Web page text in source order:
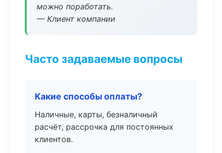
можно поработать.
— Клиент компании
Часто задаваемые вопросы
Какие способы оплаты?
Наличные, карты, безналичный
расчёт, рассрочка для постоянных
клиентов.